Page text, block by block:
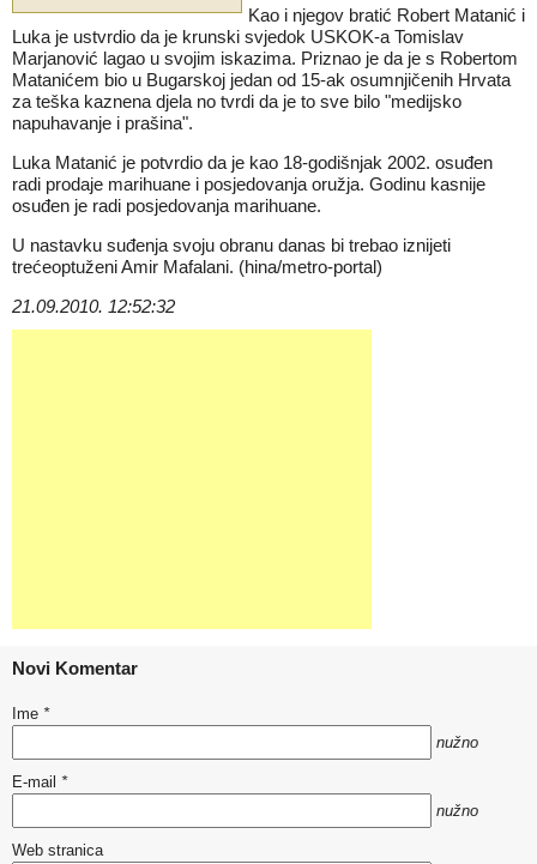
Kao i njegov bratić Robert Matanić i
Luka je ustvrdio da je krunski svjedok USKOK-a Tomislav
Marjanović lagao u svojim iskazima. Priznao je da je s Robertom
Matanićem bio u Bugarskoj jedan od 15-ak osumnjičenih Hrvata
za teška kaznena djela no tvrdi da je to sve bilo "medijsko
napuhavanje i prašina".
Luka Matanić je potvrdio da je kao 18-godišnjak 2002. osuđen
radi prodaje marihuane i posjedovanja oružja. Godinu kasnije
osuđen je radi posjedovanja marihuane.
U nastavku suđenja svoju obranu danas bi trebao iznijeti
trećeoptuženi Amir Mafalani. (hina/metro-portal)
21.09.2010. 12:52:32
Novi Komentar
Ime *
nužno
E-mail *
nužno
Web stranica